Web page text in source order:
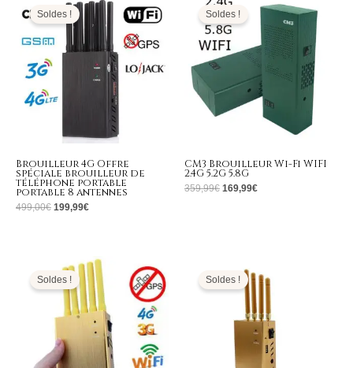
Soldes !
Brouilleur 4G Offre
spéciale brouilleur de
téléphone portable
portable 8 antennes
499,00€
prix
initial
était :
499,00€.
199,99€
prix
actuel
est :
199,99€.
Soldes !
CM3 Brouilleur Wi-Fi WIFI
2.4G 5.2G 5.8G
359,99€
prix
initial
était :
359,99€.
169,99€
prix
actuel
est :
169,99€.
Soldes !
prix
initial
était :
399,00€.
Le
prix
actuel
est :
169,99€.
Soldes !
initial
était :
399,00€.
actuel
est :
169,99€.